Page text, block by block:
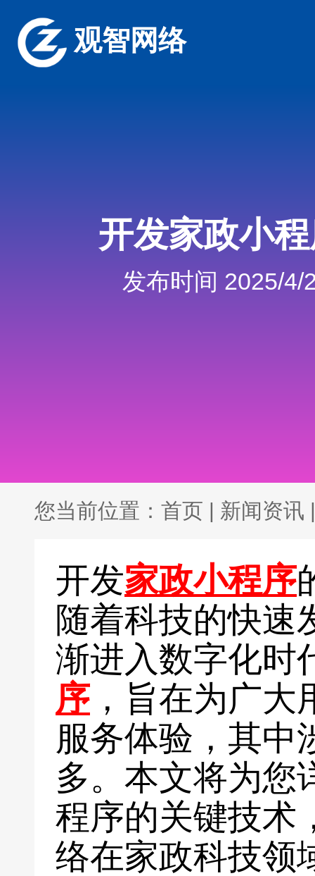
观智网络
开发家政小
发布时间 2025/4/
您当前位置： 首页 | 新闻资讯 |
开发家政小程序
随着科技的快速
渐进入数字化时
序 ，旨在为广
服务体验，其中
多。本文将为您
程序的关键技术
络在家政科技领